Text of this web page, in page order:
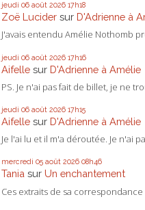
jeudi 06 août 2026 17h18
Zoë Lucider sur D'Adrienne à
J'avais entendu Amélie Nothomb
jeudi 06 août 2026 17h16
Aifelle sur D'Adrienne à Amélie
PS. Je n'ai pas fait de billet, je ne
jeudi 06 août 2026 17h15
Aifelle sur D'Adrienne à Amélie
Je l'ai lu et il m'a déroutée. Je n'ai
mercredi 05 août 2026 08h46
Tania sur Un enchantement
Ces extraits de sa correspondance